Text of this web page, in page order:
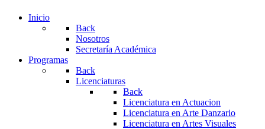
Inicio
Back
Nosotros
Secretaría Académica
Programas
Back
Licenciaturas
Back
Licenciatura en Actuacion
Licenciatura en Arte Danzario
Licenciatura en Artes Visuales